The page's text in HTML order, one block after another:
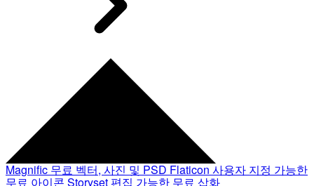
Magnific 무료 벡터, 사진 및 PSD Flaticon 사용자 지정 가능한
무료 아이콘 Storyset 편집 가능한 무료 삽화